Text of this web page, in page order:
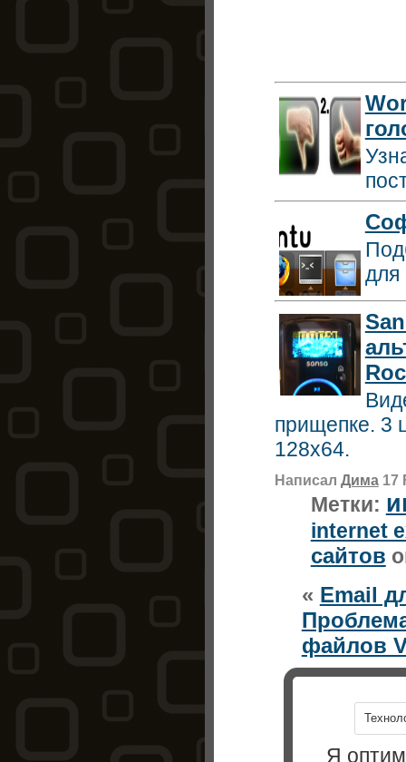
для
прищепке. 3
128х64.
Написал Дима17
Метки:
internet
сайтов
« Email
файлов
Я